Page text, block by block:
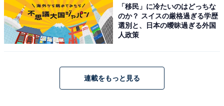
刑事で、結婚していると知らず明日香に好意を寄せてい
るキャラクターを演じています。
技が好きで観たら、たまたま中村海人くんがでてた」
（20代女性／沖縄県）、「コミカル要素もあり、なんだ
「移民」に冷たいのはどっちな
のか？ スイスの厳格過ぎる学歴
選別と、日本の曖昧過ぎる外国
人政策
連載をもっと見る